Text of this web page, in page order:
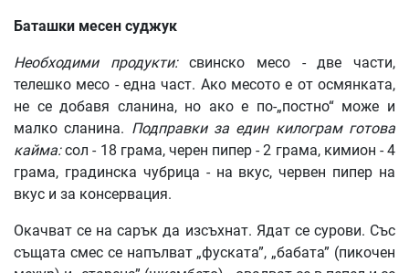
Баташки месен суджук
Необходими продукти:свинско месо - две части,
телешко месо - една част. Ако месото е от осмянката,
не се добавя сланина, но ако е по-„постно“ може и
малко сланина. Подправки за един килограм готова
кайма:сол - 18 грама, черен пипер - 2 грама, кимион - 4
грама, градинска чубрица - на вкус, червен пипер на
вкус и за консервация.
Окачват се на сарък да изсъхнат. Ядат се сурови. Със
същата смес се напълват „фуската”, „бабата” (пикочен